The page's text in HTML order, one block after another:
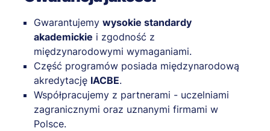
Gwarantujemy wysokie standardy
akademickie i zgodność z
międzynarodowymi wymaganiami.
Część programów posiada międzynarodową
akredytację IACBE.
Współpracujemy z partnerami - uczelniami
zagranicznymi oraz uznanymi firmami w
Polsce.